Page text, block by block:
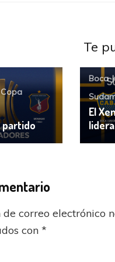
Te
Copa
partido
Boca
El
de correo electrónico
con*
FÚTBOL